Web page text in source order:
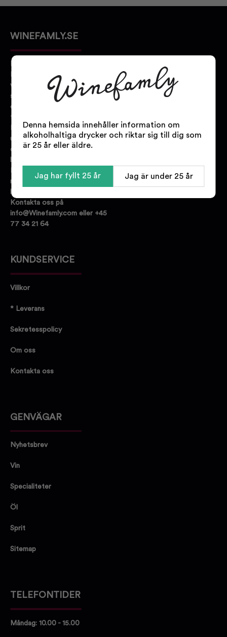
WINEFAMLY.SE
Danmarks största online
vinbutik. Vi har
specialistutbildad personal med
olika expertisområden inom alla
typer av dryck.
Hos oss hittar du ett stort
urval av vin, sprit, öl och
delikatesser från alla världens
Kontakta oss gärna om du har
några frågor eller om du inte
hittar den dryck du letar efter.
Kontakta oss på
info@Winefamly.com eller +45
77 34 21 64
KUNDSERVICE
Villkor
* Leverans
Sekretesspolicy
Om oss
Kontakta oss
GENVÄGAR
Nyhetsbrev
Vin
Specialiteter
Öl
Sprit
Sitemap
TELEFONTIDER
Måndag: 10.00 - 15.00
Denna hemsida innehåller information om
alkoholhaltiga drycker och riktar sig till dig som
är 25 år eller äldre.
Jag har fyllt 25 år Jag är under 25 år